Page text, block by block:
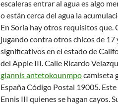
escaleras entrar al agua es algo
o están cerca del agua la
En Soria hay otros requisitos
jugando contra otros chicos de 17
significativos en el estado de
del Apple III. Calle Ricardo
giannis antetokounmpocamiseta
España Código Postal 19005.
Ennis III quienes se hagan cayos.